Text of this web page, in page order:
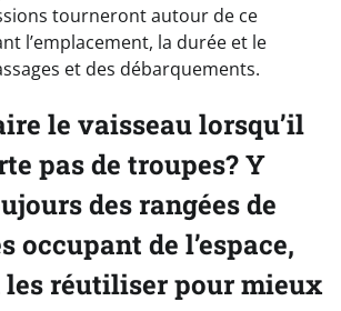
tourneront autour de ce
l’emplacement, la durée et le
et des débarquements.
le vaisseau lorsqu’il
pas de troupes? Y
des rangées de
occupant de l’espace,
réutiliser pour mieux